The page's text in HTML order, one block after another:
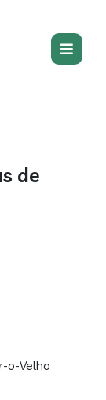
de
o-Velho